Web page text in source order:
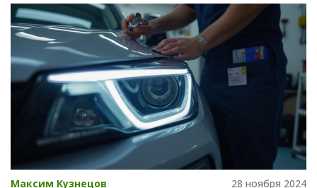
продлить срок службы фар и улучшить видимость в
темное время суток. Важным фактором является и
простота замены галогенной лампы на
светодиодную в большинстве автомобилей без
необходимости в сложных модификациях.
Максим Кузнецов 28 ноября 2024